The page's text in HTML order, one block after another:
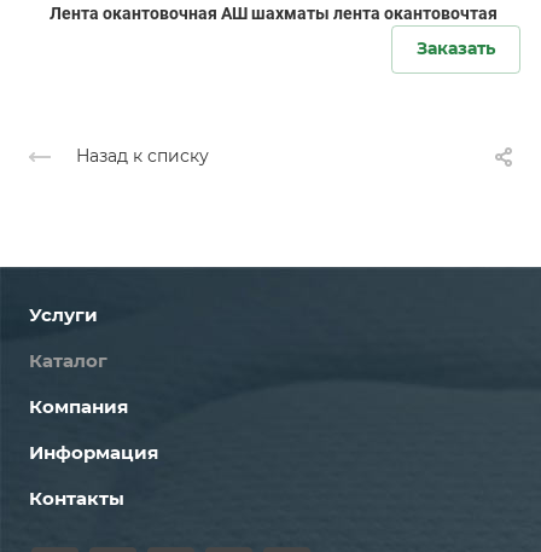
Лента окантовочная АШ шахматы лента окантовочтая
Заказать
Назад к списку
Услуги
Каталог
Компания
Информация
Контакты